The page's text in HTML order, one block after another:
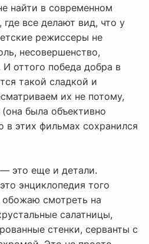
найти в современном
все делают вид, что у
режиссеры не
несовершенство,
оттого победа добра в
такой сладкой и
их не потому,
была объективно
в этих фильмах сохранился
это еще и детали.
энциклопедия того
смотреть на
салатницы,
стенки, серванты с